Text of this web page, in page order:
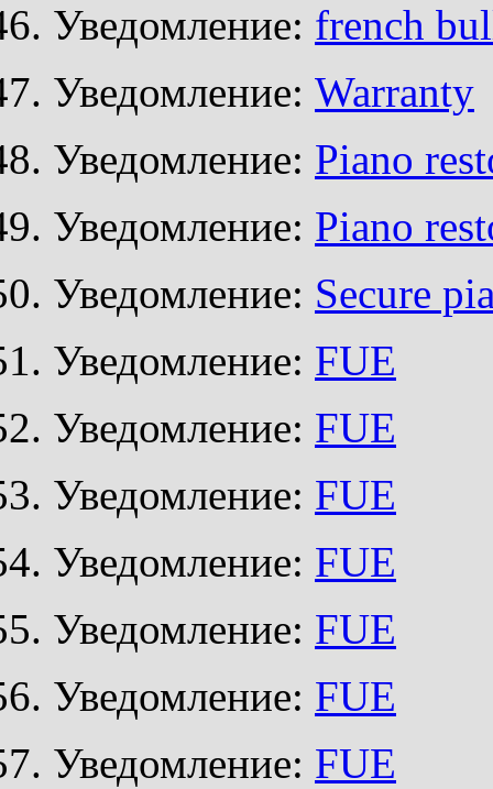
Уведомление: french
Уведомление: Warranty
Уведомление: Piano
Уведомление: Piano
Уведомление: Secure
Уведомление: FUE
Уведомление: FUE
Уведомление: FUE
Уведомление: FUE
Уведомление: FUE
Уведомление: FUE
Уведомление: FUE